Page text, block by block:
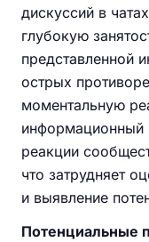
дискуссий в
глубокую
представленной
острых
моментальную
информационный
реакции
что затрудняет
и выявление
Потенциальные